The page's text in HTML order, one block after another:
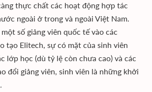
thực chất các hoạt động hợp tác
ngoài ở trong và ngoài Việt Nam.
số giảng viên quốc tế vào các
tạo Elitech, sự có mặt của sinh viên
lớp học (dù tỷ lệ còn chưa cao) và các
đổi giảng viên, sinh viên là những khởi